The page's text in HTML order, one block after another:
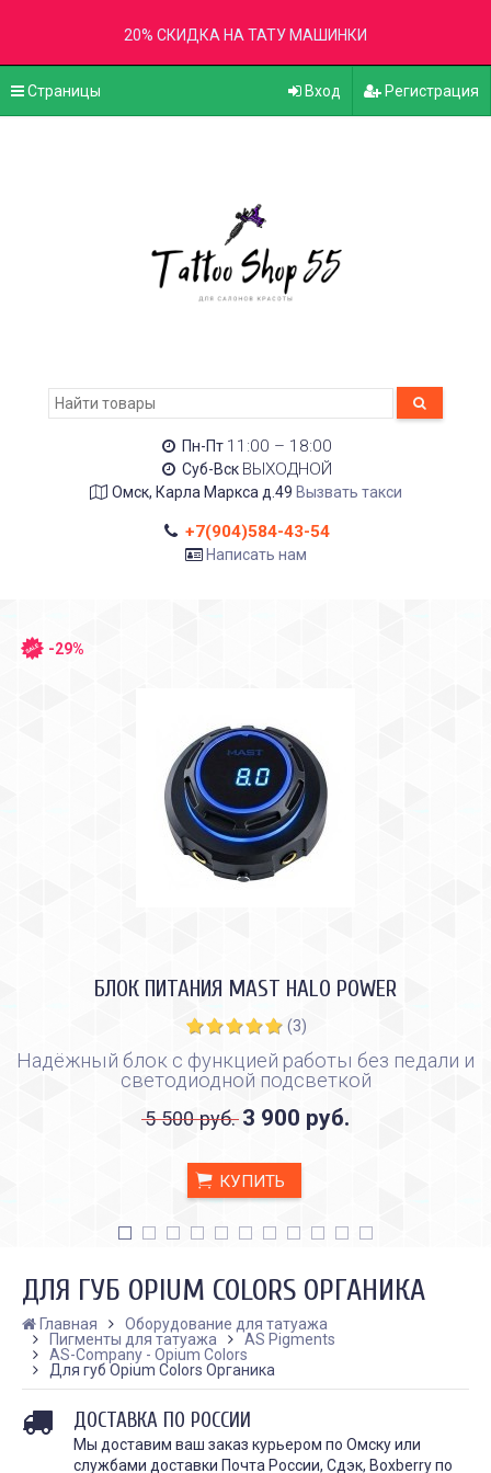
20% СКИДКА НА ТАТУ МАШИНКИ
Страницы Вход Регистрация
Пн-Пт 11:00 – 18:00
Суб-Вск ВЫХОДНОЙ
Омск, Карла Маркса д.49 Вызвать такси
+7(904)584-43-54
Написать нам
КАК ПРАВИЛЬНО И ДЛЯ ЧЕГО
ДЕЛАТЬ КАРБОНОВЫЙ ПИЛИНГ
Дата:28.02.2024
Карбоновый пилинг – это
инновационная
ИСПОЛЬЗОВАТЬ
Татуировки - это
-29%
БЛОК ПИТАНИЯ MAST HALO POWER
(3)
Надёжный блок с функцией работы без педали и
светодиодной подсветкой
5 500 руб. 3 900 руб.
КУПИТЬ
ДЛЯ ГУБ OPIUM COLORS ОРГАНИКА
Главная
Оборудование для татуажа
Пигменты для татуажа
AS Pigments
AS-Company - Opium Colors
Для губ Opium Colors Органика
ДОСТАВКА ПО РОССИИ
Мы доставим ваш заказ курьером по Омску или
службами доставки Почта России, Сдэк, Boxberry по